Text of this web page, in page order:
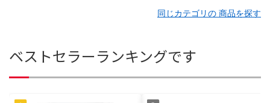
同じカテゴリの 商品を探す
ベストセラーランキングです